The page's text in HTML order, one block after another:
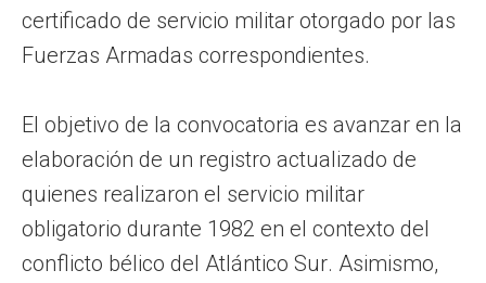
certificado de servicio militar otorgado por las
Fuerzas Armadas correspondientes.
El objetivo de la convocatoria es avanzar en la
elaboración de un registro actualizado de
quienes realizaron el servicio militar
obligatorio durante 1982 en el contexto del
conflicto bélico del Atlántico Sur. Asimismo,